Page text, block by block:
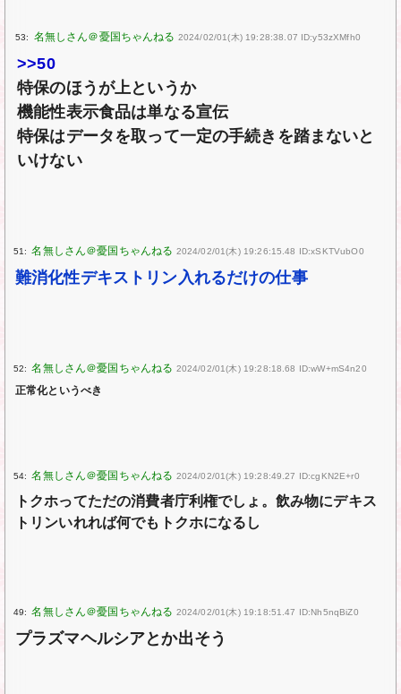
53: 2024/02/01(木) 19:28:38.07 ID:y53zXMfh0
>>50
特保のほうが上というか
機能性表示食品は単なる宣伝
特保はデータを取って一定の手続きを踏まないと
いけない
51: 2024/02/01(木) 19:26:15.48 ID:xSKTVubO0
難消化性デキストリン入れるだけの仕事
52: 2024/02/01(木) 19:28:18.68 ID:wW+mS4n20
正常化というべき
54: 2024/02/01(木) 19:28:49.27 ID:cgKN2E+r0
トクホってただの消費者庁利権でしょ。飲み物にデキス
トリンいれれば何でもトクホになるし
49: 2024/02/01(木) 19:18:51.47 ID:Nh5nqBiZ0
プラズマヘルシアとか出そう